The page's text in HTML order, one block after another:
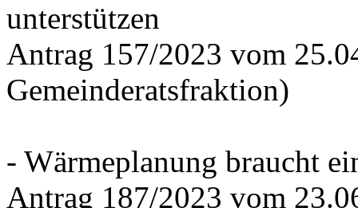
unterstützen
Antrag 157/2023 vom
Gemeinderatsfraktion)
- Wärmeplanung braucht
Antrag 187/2023 vom